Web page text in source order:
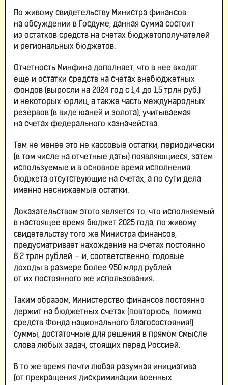
По живому свидетельству Министра финансов
на обсуждении в Госдуме, данная сумма состоит
из остатков средств на счетах бюджетополучателей
и региональных бюджетов.
Отчетность Минфина дополняет, что в нее входят
еще и остатки средств на счетах внебюджетных
фондов (выросли на 2024 год с 1,4 до 1,5 трлн руб.)
и некоторых юрлиц, а также часть международных
резервов (в виде юаней и золота), учитываемая
на счетах федерального казначейства.
Тем не менее это не кассовые остатки, периодически
(в том числе на отчетные даты) появляющиеся, затем
используемые и в основное время исполнения
бюджета отсутствующие на счетах, а по сути дела
именно неснижаемые остатки.
Доказательством этого является то, что исполняемый
в настоящее время бюджет 2025 года, по живому
свидетельству того же Министра финансов,
предусматривает нахождение на счетах постоянно
8,2 трлн рублей — и, соответственно, годовые
доходы в размере более 950 млрд рублей
от их постоянного же использования.
Таким образом, Министерство финансов постоянно
держит на бюджетных счетах (повторюсь, помимо
средств Фонда национального благосостояния!)
суммы, достаточные для решения в прямом смысле
слова любых задач, стоящих перед Россией.
В то же время почти любая разумная инициатива
(от прекращения дискриминации военных